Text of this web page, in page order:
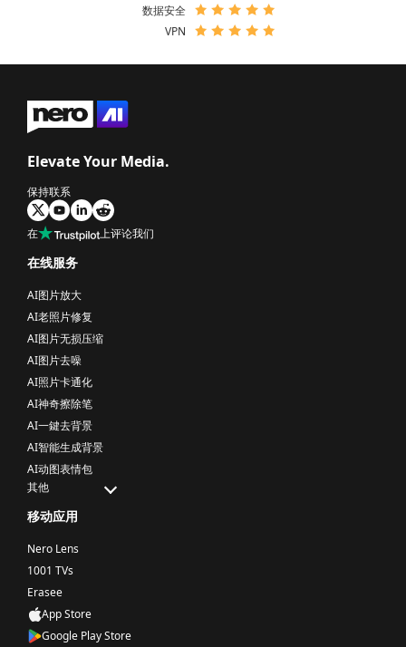
数据安全
VPN
Elevate Your Media.
保持联系
在 上评论我们
在线服务
AI图片放大
AI老照片修复
AI图片无损压缩
AI图片去噪
AI照片卡通化
AI神奇擦除笔
AI一鍵去背景
AI智能生成背景
AI动图表情包
其他
移动应用
Nero Lens
1001 TVs
Erasee
App Store
Google Play Store